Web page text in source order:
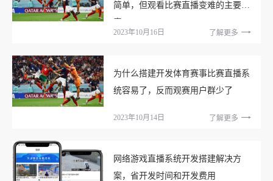
简单，但观看比赛直播变难的主要因
2023年10月16日 了解更多
为什么搭建开发体育赛事比赛直播系
统容易了，反而观赛用户群少了
2023年10月14日 了解更多
网络游戏直播系统开发搭建解决方
案，省开发时间和开发费用